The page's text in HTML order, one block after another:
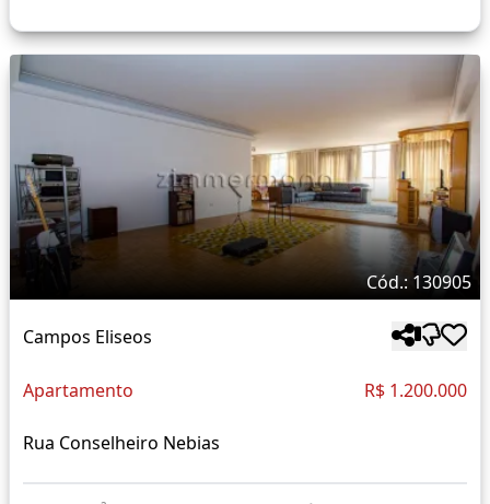
Cód.: 130905
Campos Eliseos
Apartamento R$ 1.200.000
Rua Conselheiro Nebias